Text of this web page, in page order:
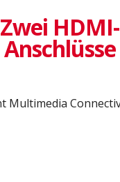
Zwei HDMI-
Anschlüsse